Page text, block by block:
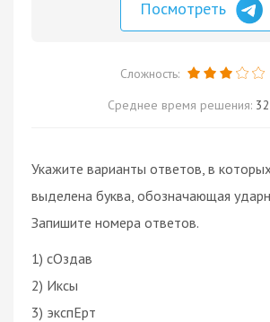
Посмотреть
Сложность:
Среднее время решения:
Укажите варианты ответов, в
выделена буква, обозначающая
Запишите номера ответов.
1) сОздав
2) Иксы
3) экспЕрт